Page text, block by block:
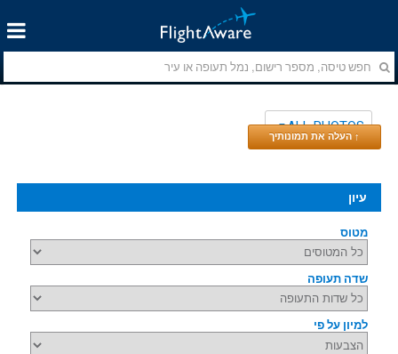
ALL PHOTOS
↑ העלה את תמונותיך
עיון
מטוס
שדה תעופה
למיון על פי